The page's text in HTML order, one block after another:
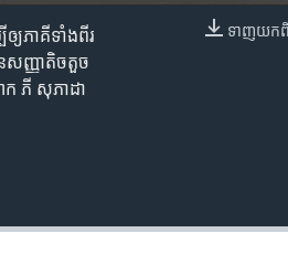
ទាញ​យក​ពី​
យ​ភាគី​ទាំងពីរ​
សញ្ញា​តិចតួច​
ក ភី សុភាដា